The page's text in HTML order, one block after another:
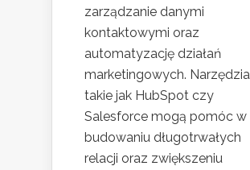
zarządzanie danymi
kontaktowymi oraz
automatyzację działań
marketingowych. Narzędzia
takie jak HubSpot czy
Salesforce mogą pomóc w
budowaniu długotrwałych
relacji oraz zwiększeniu